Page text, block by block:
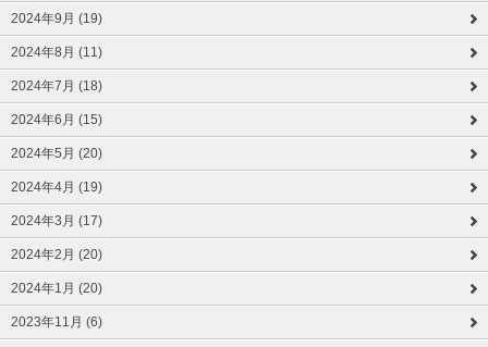
2024年9月 (19)
2024年8月 (11)
2024年7月 (18)
2024年6月 (15)
2024年5月 (20)
2024年4月 (19)
2024年3月 (17)
2024年2月 (20)
2024年1月 (20)
2023年11月 (6)